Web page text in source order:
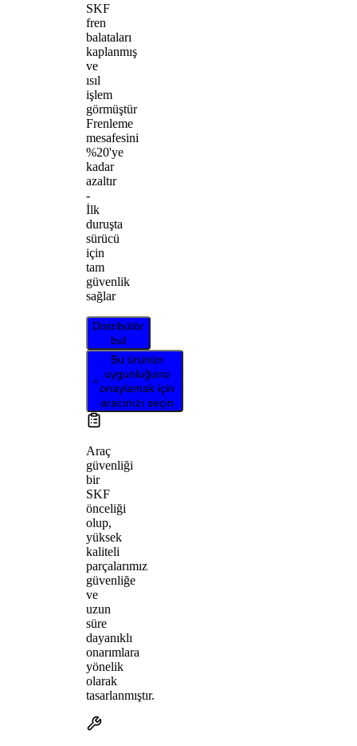
SKF
fren
balataları
kaplanmış
ve
ısıl
işlem
görmüştür
Frenleme
mesafesini
%20'ye
kadar
azaltır
-
İlk
duruşta
sürücü
için
tam
güvenlik
sağlar
Distribütör
bul
Bu ürünün
uygunluğunu
onaylamak için
aracınızı seçin
Araç
güvenliği
bir
SKF
önceliği
olup,
yüksek
kaliteli
parçalarımız
güvenliğe
ve
uzun
süre
dayanıklı
onarımlara
yönelik
olarak
tasarlanmıştır.